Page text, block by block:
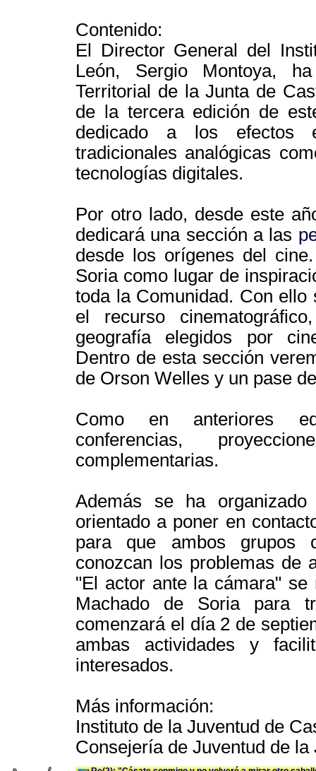
Contenido:
El Director General del
León, Sergio Montoya,
Territorial de la Junta de
de la tercera edición de
dedicado a los efectos
tradicionales analógicas
tecnologías digitales.
Por otro lado, desde este
dedicará una sección a las
desde los orígenes del
Soria como lugar de
toda la Comunidad. Con
el recurso
geografía elegidos por
Dentro de esta sección
de Orson Welles y un pase
Como en anteriores
conferencias,
complementarias.
Además se ha
orientado a poner en
para que ambos grupos
conozcan los problemas de
"El actor ante la cámara" se
Machado de Soria para
comenzará el día 2 de
ambas actividades y
interesados.
Más información:
Instituto de la Juventud de
Consejería de Juventud de